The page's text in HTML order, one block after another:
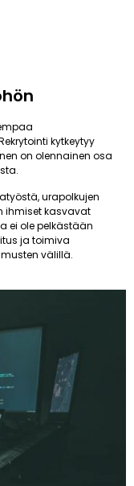
kytkeytyy
on olennainen osa
urapolkujen
ihmiset kasvavat
ei ole pelkästään
ja toimiva
välillä.